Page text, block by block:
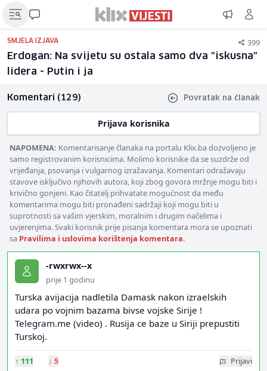
SMJELA IZJAVA 399
Erdogan: Na svijetu su ostala samo dva "iskusna"
lidera - Putin i ja
Komentari (129) Povratak na članak
Prijava korisnika
NAPOMENA: Komentarisanje članaka na portalu Klix.ba dozvoljeno je
samo registrovanim korisnicima. Molimo korisnike da se suzdrže od
vrijeđanja, psovanja i vulgarnog izražavanja. Komentari odražavaju
stavove isključivo njihovih autora, koji zbog govora mržnje mogu biti i
krivično gonjeni. Kao čitatelj prihvatate mogućnost da među
komentarima mogu biti pronađeni sadržaji koji mogu biti u
suprotnosti sa vašim vjerskim, moralnim i drugim načelima i
uvjerenjima. Svaki korisnik prije pisanja komentara mora se upoznati
sa Pravilima i uslovima korištenja komentara.
-rwxrwx--x
prije 1 godinu
Turska avijacija nadletila Damask nakon izraelskih
udara po vojnim bazama bivse vojske Sirije !
Telegram.me (video) . Rusija ce baze u Siriji prepustiti
Turskoj.
↑ 111 ↓ 5 Prijavi